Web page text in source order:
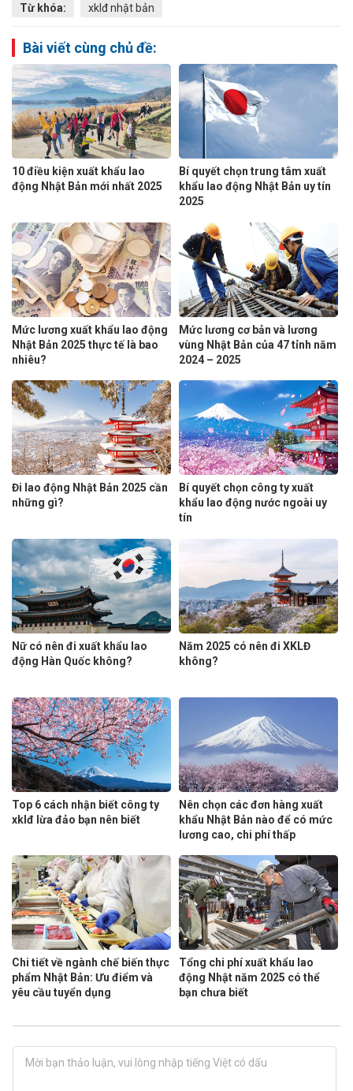
Từ khóa: xklđ nhật bản
Bài viết cùng chủ đề:
10 điều kiện xuất khẩu lao
động Nhật Bản mới nhất 2025
Bí quyết chọn trung tâm xuất
khẩu lao động Nhật Bản uy tín
2025
Mức lương xuất khẩu lao động
Nhật Bản 2025 thực tế là bao
nhiêu?
Mức lương cơ bản và lương
vùng Nhật Bản của 47 tỉnh năm
2024 – 2025
Đi lao động Nhật Bản 2025 cần
những gì?
Bí quyết chọn công ty xuất
khẩu lao động nước ngoài uy
tín
Nữ có nên đi xuất khẩu lao
động Hàn Quốc không?
Năm 2025 có nên đi XKLĐ
không?
Top 6 cách nhận biết công ty
xklđ lừa đảo bạn nên biết
Nên chọn các đơn hàng xuất
khẩu Nhật Bản nào để có mức
lương cao, chi phí thấp
Chi tiết về ngành chế biến thực
phẩm Nhật Bản: Ưu điểm và
yêu cầu tuyển dụng
Tổng chi phí xuất khẩu lao
động Nhật năm 2025 có thể
bạn chưa biết